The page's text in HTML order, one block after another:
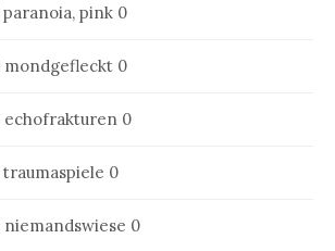
paranoia, pink 0
mondgefleckt 0
echofrakturen 0
traumaspiele 0
niemandswiese 0